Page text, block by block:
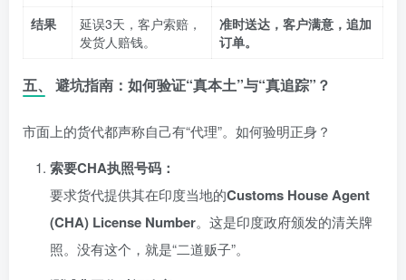
结果
延误3天，客户索赔，
发货人赔钱。
准时送达，客户满意，追加
订单。
五、 避坑指南：如何验证“真本土”与“真追踪”？
市面上的货代都声称自己有“代理”。如何验明正身？
索要CHA执照号码：
要求货代提供其在印度当地的Customs House Agent
(CHA) License Number。这是印度政府颁发的清关牌
照。没有这个，就是“二道贩子”。